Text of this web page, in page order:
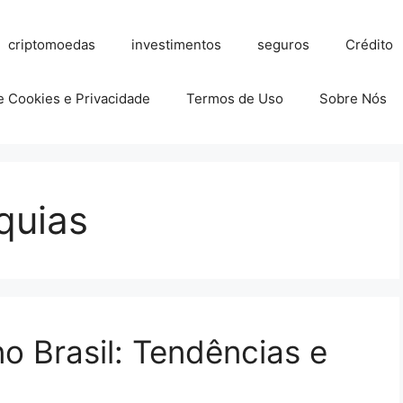
criptomoedas investimentos seguros Crédito
Cookies e Privacidade Termos de Uso Sobre Nós
Brasil: Tendências e